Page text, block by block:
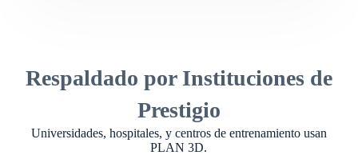
Respaldado por Instituciones de
Prestigio
Universidades, hospitales, y centros de entrenamiento usan
PLAN 3D.